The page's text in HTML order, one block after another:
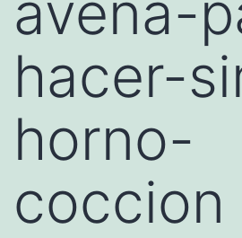
hacer-
horno-
coccion